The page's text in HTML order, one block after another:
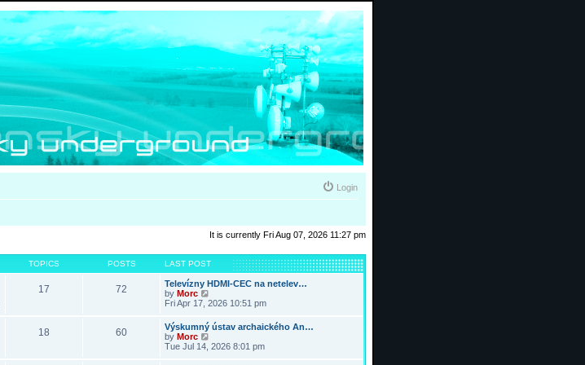
Login
It is currently Fri Aug 07, 2026 11:27 pm
TOPICS POSTS LAST POST
17 72
Televízny HDMI-CEC na netelev…
by Morc
i
w
t
h
e
Fri Apr 17, 2026 10:51 pm
18 60
Výskumný ústav archaického An…
by Morc
i
Tue Jul 14, 2026 8:01 pm